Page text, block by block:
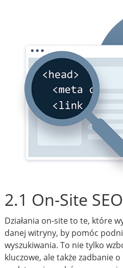
2.1 On-Site SEO
Działania on-site to te, które
danej witryny, by pomóc
wyszukiwania. To nie tylko
kluczowe, ale także zadbanie